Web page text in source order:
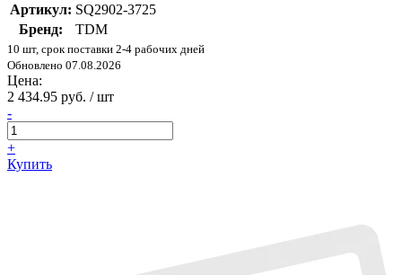
Артикул: SQ2902-3725
Бренд:
TDM
10 шт, срок поставки 2-4 рабочих дней
Обновлено 07.08.2026
Цена:
2 434.95 руб. / шт
-
+
Купить